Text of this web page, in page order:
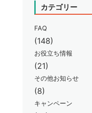
カテゴリー
FAQ
(148)
お役立ち情報
(21)
その他お知らせ
(8)
キャンペーン